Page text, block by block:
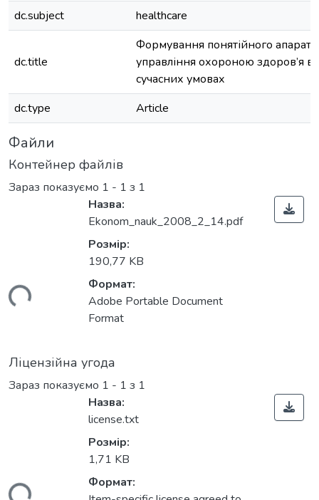
dc.subject
healthcare
dc.title
Формування понятійного апарату
управління охороною здоров’я в
сучасних умовах
dc.type
Article
Файли
Контейнер файлів
Зараз показуємо 1 - 1 з 1
Назва:
Ekonom_nauk_2008_2_14.pdf
Розмір:
190,77 KB
Формат:
Adobe Portable Document
Format
Ліцензійна угода
Зараз показуємо 1 - 1 з 1
Назва:
license.txt
Розмір:
1,71 KB
Формат: